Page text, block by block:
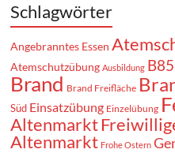
Schlagwörter
Angebranntes Essen
Atemschutzübung Ausbildung B85
Brand Brand Freifläche
Süd Einsatzübung Einzelübung
Altenmarkt
Altenmarkt Frohe Ostern